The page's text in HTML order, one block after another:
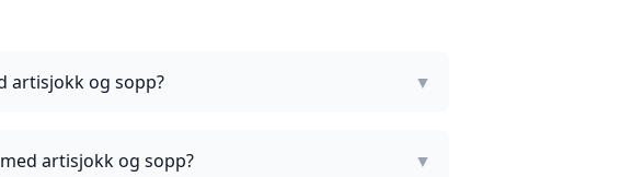
artisjokk og sopp? ▼
artisjokk og sopp? ▼